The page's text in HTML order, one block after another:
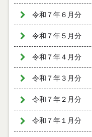
令和７年６月分
令和７年５月分
令和７年４月分
令和７年３月分
令和７年２月分
令和７年１月分